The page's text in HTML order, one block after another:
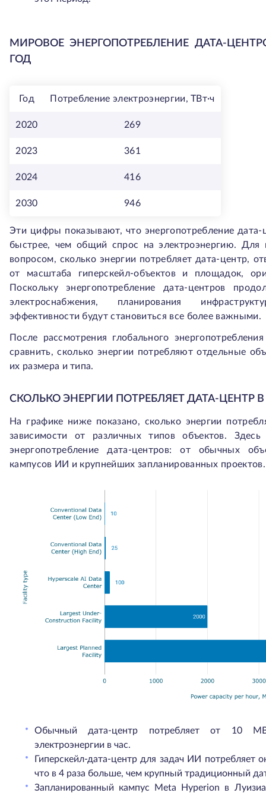
МИРОВОЕ ЭНЕРГОПОТРЕБЛЕНИЕ ДАТА-
ГОД
Год Потребление электроэнергии, ТВт·ч
2020 269
2023 361
2024 416
2030 946
Эти цифры показывают, что энергопотребление дата-
быстрее, чем общий спрос на электроэнергию. Для
вопросом, сколько энергии потребляет дата-центр,
от масштаба гиперскейл-объектов и площадок,
Поскольку энергопотребление дата-центров
электроснабжения, планирования
эффективности будут становиться все более важными.
После рассмотрения глобального
сравнить, сколько энергии потребляют отдельные
их размера и типа.
СКОЛЬКО ЭНЕРГИИ ПОТРЕБЛЯЕТ ДАТА-ЦЕНТР В
На графике ниже показано, сколько энергии
зависимости от различных типов объектов. Здесь
энергопотребление дата-центров: от обычных
кампусов ИИ и крупнейших запланированных проектов.
Обычный дата-центр потребляет от 10
электроэнергии в час.
Гиперскейл-дата-центр для задач ИИ потребляет
что в 4 раза больше, чем крупный традиционный
Запланированный кампус Meta Hyperion в